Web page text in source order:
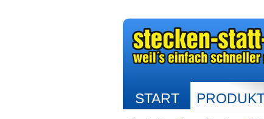
START